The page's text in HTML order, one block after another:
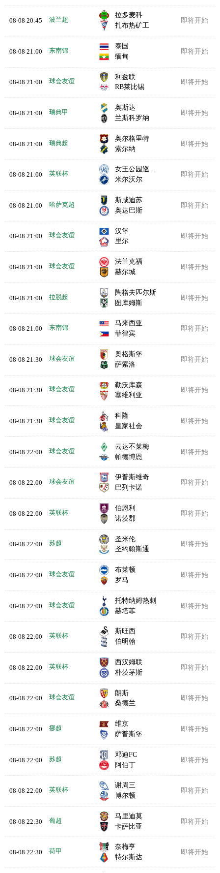
08-08 20:45 波兰超
拉多麦科
扎布热矿工
即将开始
08-08 21:00 东南锦
泰国
缅甸
即将开始
08-08 21:00 球会友谊
利兹联
RB莱比锡
即将开始
08-08 21:00 瑞典甲
奥斯达
兰斯科罗纳
即将开始
08-08 21:00 瑞典超
奥尔格里特
索尔纳
即将开始
08-08 21:00 英联杯
女王公园巡游者
米尔沃尔
即将开始
08-08 21:00 哈萨克超
斯咸迪苏
奥达巴斯
即将开始
08-08 21:00 球会友谊
汉堡
里尔
即将开始
08-08 21:00 球会友谊
法兰克福
赫尔城
即将开始
08-08 21:00 拉脱超
陶格夫匹尔斯
图库姆斯
即将开始
08-08 21:00 东南锦
马来西亚
菲律宾
即将开始
08-08 21:30 球会友谊
奥格斯堡
萨索洛
即将开始
08-08 21:30 球会友谊
勒沃库森
塞维利亚
即将开始
08-08 21:30 球会友谊
科隆
皇家社会
即将开始
08-08 22:00 球会友谊
云达不莱梅
帕德博恩
即将开始
08-08 22:00 球会友谊
伊普斯维奇
巴列卡诺
即将开始
08-08 22:00 英联杯
伯恩利
诺茨郡
即将开始
08-08 22:00 苏超
圣米伦
圣约翰斯通
即将开始
08-08 22:00 球会友谊
布莱顿
罗马
即将开始
08-08 22:00 球会友谊
托特纳姆热刺
赫塔菲
即将开始
08-08 22:00 英联杯
斯旺西
伯明翰
即将开始
08-08 22:00 英联杯
西汉姆联
朴茨茅斯
即将开始
08-08 22:00 球会友谊
朗斯
桑德兰
即将开始
08-08 22:00 挪超
维京
萨普斯堡
即将开始
08-08 22:00 苏超
邓迪FC
阿伯丁
即将开始
08-08 22:00 英联杯
谢周三
博尔顿
即将开始
08-08 22:30 葡超
马里迪莫
卡萨比亚
即将开始
08-08 22:30 荷甲
奈梅亨
特尔斯达
即将开始